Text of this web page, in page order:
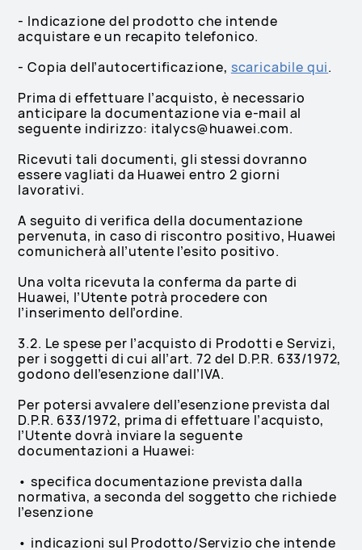
- Indicazione del prodotto che intende
acquistare e un recapito telefonico.
- Copia dell’autocertificazione, scaricabile qui.
Prima di effettuare l’acquisto, è necessario
anticipare la documentazione via e-mail al
seguente indirizzo: italycs@huawei.com.
Ricevuti tali documenti, gli stessi dovranno
essere vagliati da Huawei entro 2 giorni
lavorativi.
A seguito di verifica della documentazione
pervenuta, in caso di riscontro positivo, Huawei
comunicherà all’utente l’esito positivo.
Una volta ricevuta la conferma da parte di
Huawei, l’Utente potrà procedere con
l’inserimento dell’ordine.
3.2. Le spese per l’acquisto di Prodotti e Servizi,
per i soggetti di cui all’art. 72 del D.P.R. 633/1972,
godono dell’esenzione dall’IVA.
Per potersi avvalere dell’esenzione prevista dal
D.P.R. 633/1972, prima di effettuare l’acquisto,
l’Utente dovrà inviare la seguente
documentazioni a Huawei:
• specifica documentazione prevista dalla
normativa, a seconda del soggetto che richiede
l’esenzione
• indicazioni sul Prodotto/Servizio che intende